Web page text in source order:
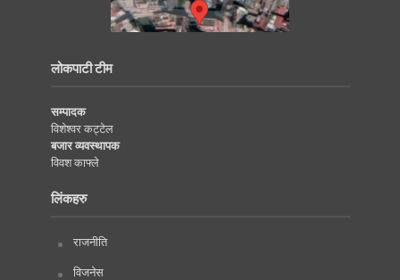
लोकपाटी टीम
सम्पादक
विशेश्वर कट्टेल
बजार व्यवस्थापक
विवश काफ्ले
लिंकहरु
राजनीति
विजनेस